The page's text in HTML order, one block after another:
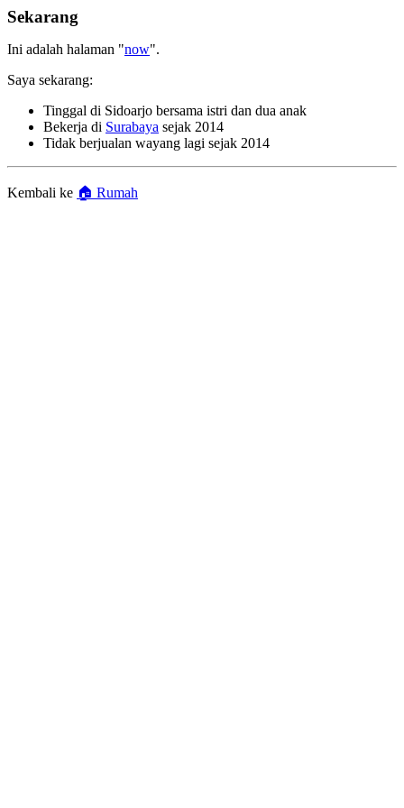
Sekarang
Ini adalah halaman "now".
Saya sekarang:
Tinggal di Sidoarjo bersama istri dan dua anak
Bekerja di Surabaya sejak 2014
Tidak berjualan wayang lagi sejak 2014
Kembali ke 🏠 Rumah